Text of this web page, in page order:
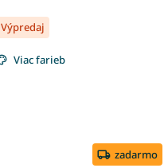
Výpredaj
Viac farieb
zadarmo